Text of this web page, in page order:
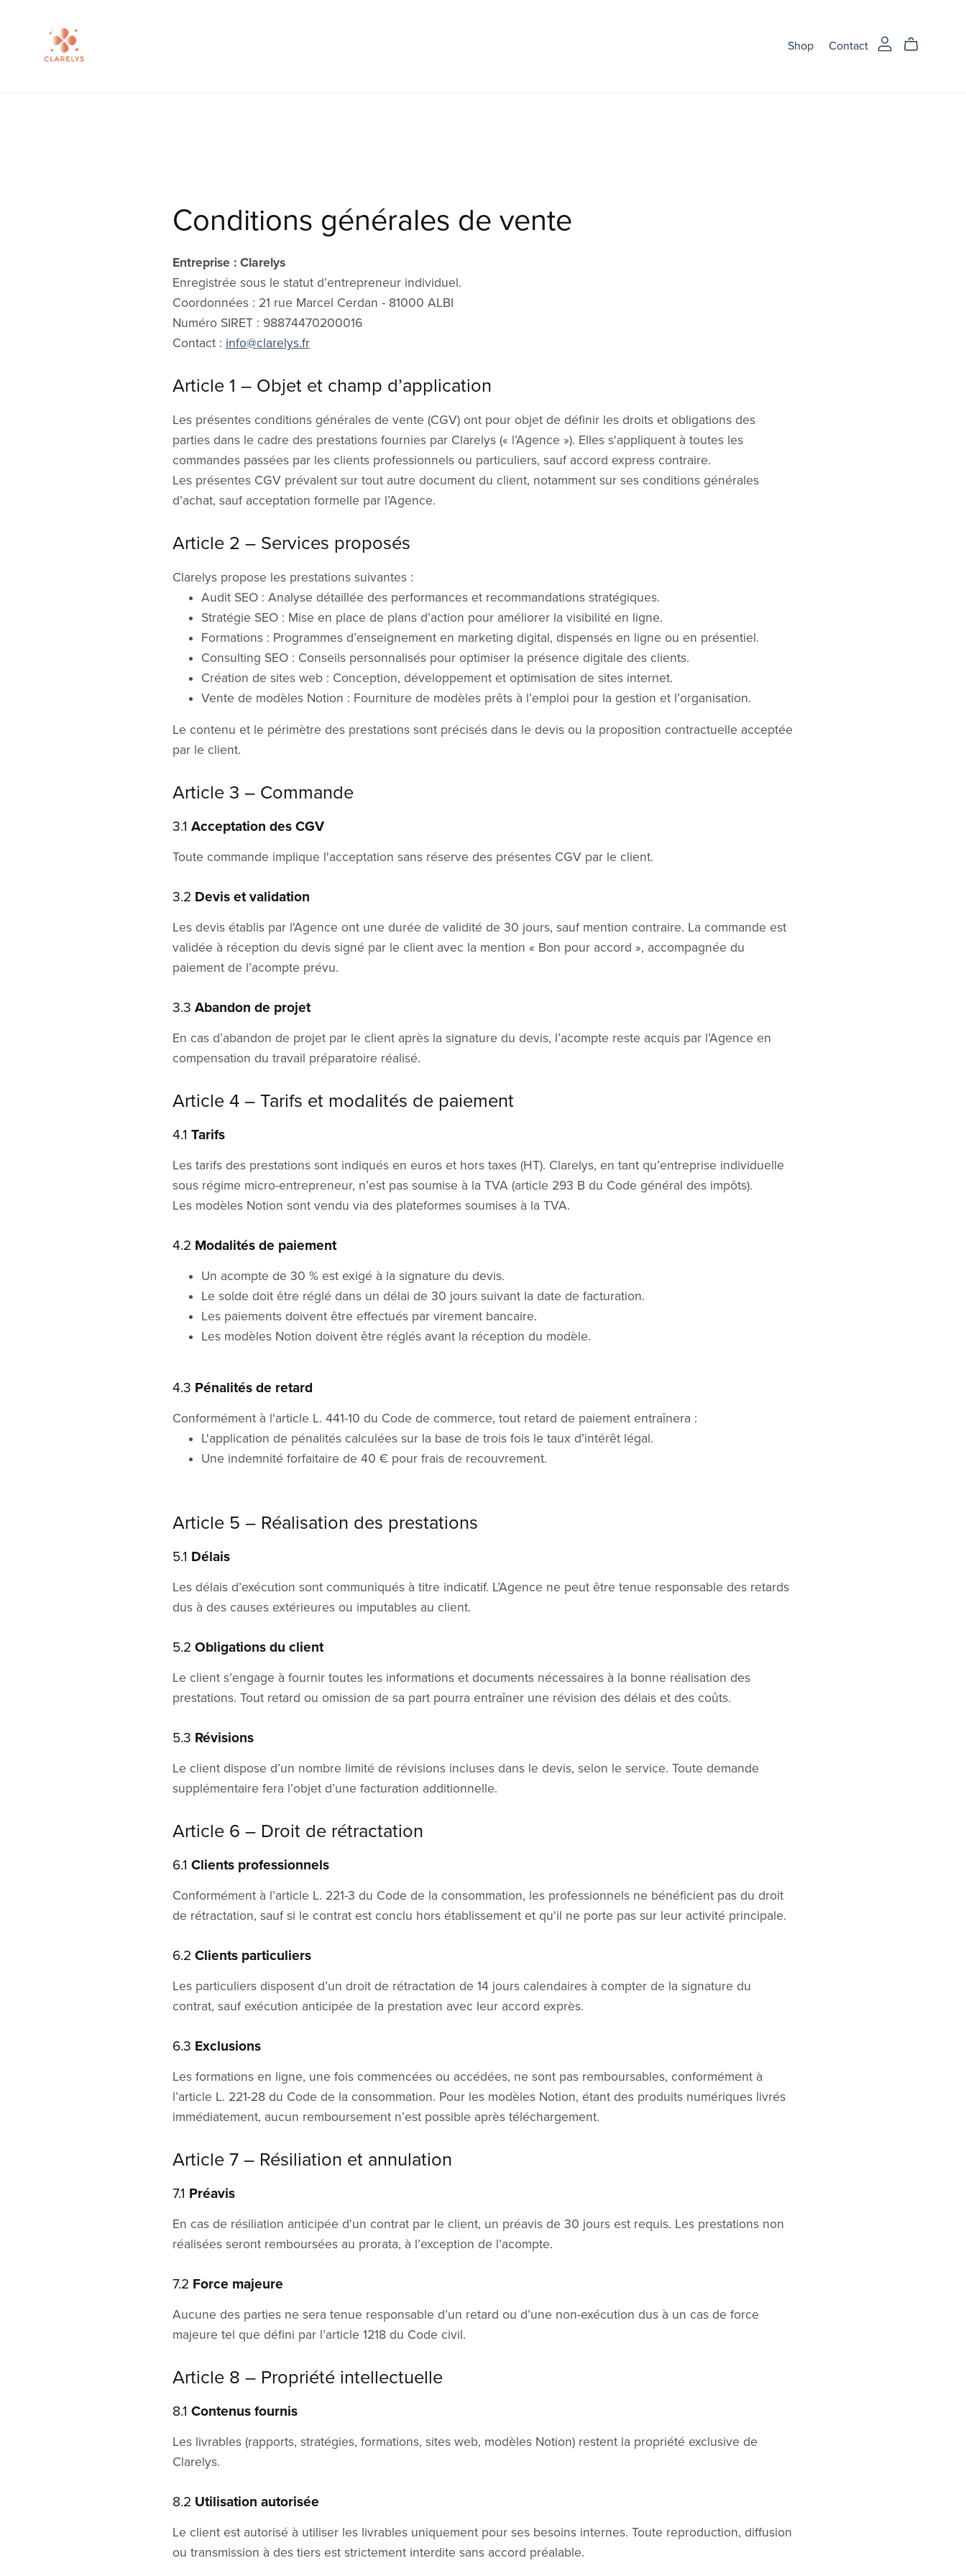
Shop Contact
Conditions générales de vente
Entreprise : Clarelys
Enregistrée sous le statut d’entrepreneur individuel.
Coordonnées : 21 rue Marcel Cerdan - 81000 ALBI
Numéro SIRET : 98874470200016
Contact : info@clarelys.fr
Article 1 – Objet et champ d’application
Les présentes conditions générales de vente (CGV) ont pour objet de définir les droits et obligations des
parties dans le cadre des prestations fournies par Clarelys (« l’Agence »). Elles s'appliquent à toutes les
commandes passées par les clients professionnels ou particuliers, sauf accord express contraire.
Les présentes CGV prévalent sur tout autre document du client, notamment sur ses conditions générales
d’achat, sauf acceptation formelle par l’Agence.
Article 2 – Services proposés
Clarelys propose les prestations suivantes :
Audit SEO : Analyse détaillée des performances et recommandations stratégiques.
Stratégie SEO : Mise en place de plans d’action pour améliorer la visibilité en ligne.
Formations : Programmes d’enseignement en marketing digital, dispensés en ligne ou en présentiel.
Consulting SEO : Conseils personnalisés pour optimiser la présence digitale des clients.
Création de sites web : Conception, développement et optimisation de sites internet.
Vente de modèles Notion : Fourniture de modèles prêts à l’emploi pour la gestion et l’organisation.
Le contenu et le périmètre des prestations sont précisés dans le devis ou la proposition contractuelle acceptée
par le client.
Article 3 – Commande
3.1 Acceptation des CGV
Toute commande implique l'acceptation sans réserve des présentes CGV par le client.
3.2 Devis et validation
Les devis établis par l'Agence ont une durée de validité de 30 jours, sauf mention contraire. La commande est
validée à réception du devis signé par le client avec la mention « Bon pour accord », accompagnée du
paiement de l’acompte prévu.
3.3 Abandon de projet
En cas d’abandon de projet par le client après la signature du devis, l’acompte reste acquis par l’Agence en
compensation du travail préparatoire réalisé.
Article 4 – Tarifs et modalités de paiement
4.1 Tarifs
Les tarifs des prestations sont indiqués en euros et hors taxes (HT). Clarelys, en tant qu’entreprise individuelle
sous régime micro-entrepreneur, n’est pas soumise à la TVA (article 293 B du Code général des impôts).
Les modèles Notion sont vendu via des plateformes soumises à la TVA.
4.2 Modalités de paiement
Un acompte de 30 % est exigé à la signature du devis.
Le solde doit être réglé dans un délai de 30 jours suivant la date de facturation.
Les paiements doivent être effectués par virement bancaire.
Les modèles Notion doivent être réglés avant la réception du modèle.
4.3 Pénalités de retard
Conformément à l'article L. 441-10 du Code de commerce, tout retard de paiement entraînera :
L'application de pénalités calculées sur la base de trois fois le taux d’intérêt légal.
Une indemnité forfaitaire de 40 € pour frais de recouvrement.
Article 5 – Réalisation des prestations
5.1 Délais
Les délais d’exécution sont communiqués à titre indicatif. L’Agence ne peut être tenue responsable des retards
dus à des causes extérieures ou imputables au client.
5.2 Obligations du client
Le client s’engage à fournir toutes les informations et documents nécessaires à la bonne réalisation des
prestations. Tout retard ou omission de sa part pourra entraîner une révision des délais et des coûts.
5.3 Révisions
Le client dispose d’un nombre limité de révisions incluses dans le devis, selon le service. Toute demande
supplémentaire fera l’objet d’une facturation additionnelle.
Article 6 – Droit de rétractation
6.1 Clients professionnels
Conformément à l’article L. 221-3 du Code de la consommation, les professionnels ne bénéficient pas du droit
de rétractation, sauf si le contrat est conclu hors établissement et qu'il ne porte pas sur leur activité principale.
6.2 Clients particuliers
Les particuliers disposent d’un droit de rétractation de 14 jours calendaires à compter de la signature du
contrat, sauf exécution anticipée de la prestation avec leur accord exprès.
6.3 Exclusions
Les formations en ligne, une fois commencées ou accédées, ne sont pas remboursables, conformément à
l’article L. 221-28 du Code de la consommation. Pour les modèles Notion, étant des produits numériques livrés
immédiatement, aucun remboursement n’est possible après téléchargement.
Article 7 – Résiliation et annulation
7.1 Préavis
En cas de résiliation anticipée d'un contrat par le client, un préavis de 30 jours est requis. Les prestations non
réalisées seront remboursées au prorata, à l’exception de l’acompte.
7.2 Force majeure
Aucune des parties ne sera tenue responsable d’un retard ou d’une non-exécution dus à un cas de force
majeure tel que défini par l’article 1218 du Code civil.
Article 8 – Propriété intellectuelle
8.1 Contenus fournis
Les livrables (rapports, stratégies, formations, sites web, modèles Notion) restent la propriété exclusive de
Clarelys.
8.2 Utilisation autorisée
Le client est autorisé à utiliser les livrables uniquement pour ses besoins internes. Toute reproduction, diffusion
ou transmission à des tiers est strictement interdite sans accord préalable.